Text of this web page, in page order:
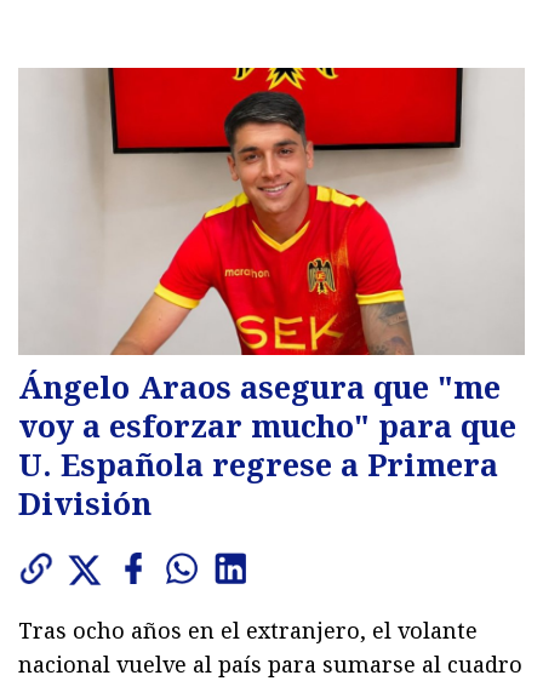
Ángelo Araos asegura que "me
voy a esforzar mucho" para que
U. Española regrese a Primera
División
Tras ocho años en el extranjero, el volante
nacional vuelve al país para sumarse al cuadro